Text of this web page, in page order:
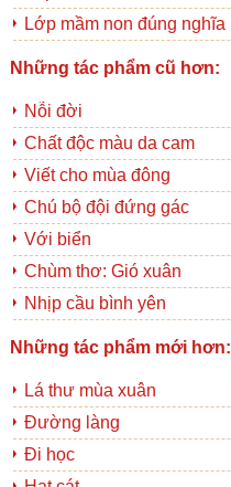
Lớp mầm non đúng nghĩa
Những tác phẩm cũ hơn:
Nỗi đời
Chất độc màu da cam
Viết cho mùa đông
Chú bộ đội đứng gác
Với biển
Chùm thơ: Gió xuân
Nhịp cầu bình yên
Những tác phẩm mới hơn:
Lá thư mùa xuân
Đường làng
Đi học